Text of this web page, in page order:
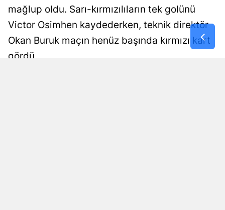
mağlup oldu. Sarı-kırmızılıların tek golünü
Victor Osimhen kaydederken, teknik direktör
Okan Buruk maçın henüz başında kırmızı kart
gördü.